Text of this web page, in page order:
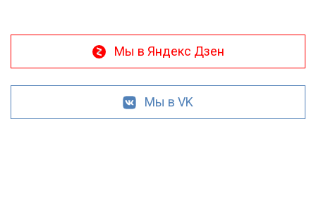
Мы в Яндекс Дзен
Мы в VK